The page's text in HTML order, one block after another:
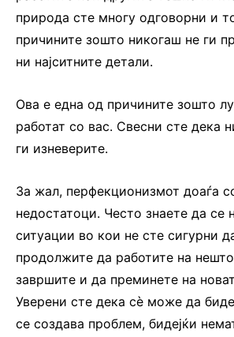
природа сте многу одговорни и
причините зошто никогаш не ги
ни најситните детали.
Ова е една од причините зошто
работат со вас. Свесни сте дека
ги изневерите.
За жал, перфекционизмот доаѓа
недостатоци. Често знаете да се
ситуации во кои не сте сигурни
продолжите да работите на
завршите и да преминете на
Уверени сте дека сѐ може да
се создава проблем, бидејќи